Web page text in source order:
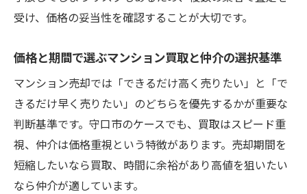
受け、価格の妥当性を確認することが大切です。
価格と期間で選ぶマンション買取と仲介の選択基準
マンション売却では「できるだけ高く売りたい」と「で
きるだけ早く売りたい」のどちらを優先するかが重要な
判断基準です。守口市のケースでも、買取はスピード重
視、仲介は価格重視という特徴があります。売却期間を
短縮したいなら買取、時間に余裕があり高値を狙いたい
なら仲介が適しています。